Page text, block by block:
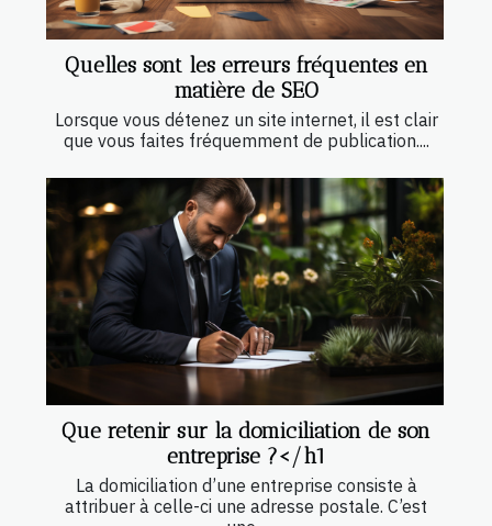
Quelles sont les erreurs fréquentes en
matière de SEO
Lorsque vous détenez un site internet, il est clair
que vous faites fréquemment de publication....
Que retenir sur la domiciliation de son
entreprise ?</h1
La domiciliation d’une entreprise consiste à
attribuer à celle-ci une adresse postale. C’est